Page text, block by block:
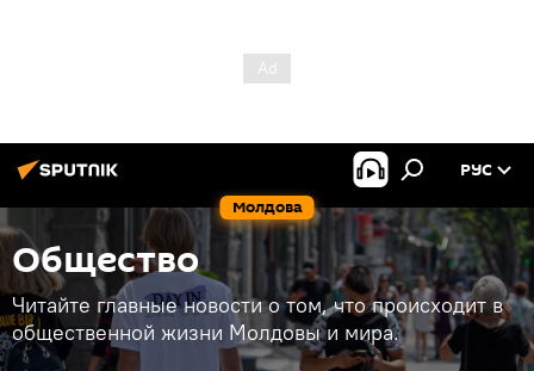
Молдова
РУС
Общество
Читайте главные новости о том, что происходит в
общественной жизни Молдовы и мира.